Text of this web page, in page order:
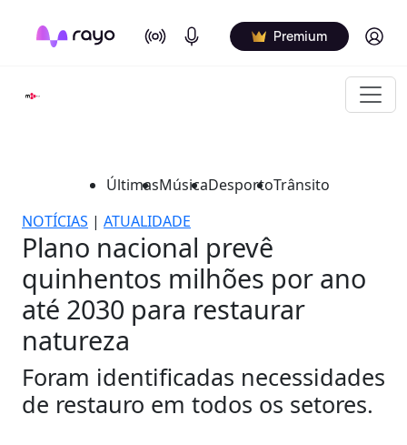
On Air Podcasts Premium Log in
ÚltimasMúsicaDesportoTrânsito
NOTÍCIAS | ATUALIDADE
Plano nacional prevê
quinhentos milhões por ano
até 2030 para restaurar
natureza
Foram identificadas necessidades
de restauro em todos os setores.